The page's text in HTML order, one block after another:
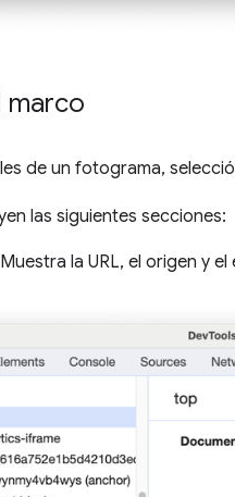
marco
de un fotograma,
las siguientes secciones:
la URL, el origen y